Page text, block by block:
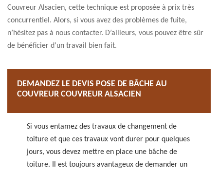
Couvreur Alsacien, cette technique est proposée à prix très
concurrentiel. Alors, si vous avez des problèmes de fuite,
n’hésitez pas à nous contacter. D’ailleurs, vous pouvez être sûr
de bénéficier d’un travail bien fait.
DEMANDEZ LE DEVIS POSE DE BÂCHE AU
COUVREUR COUVREUR ALSACIEN
Si vous entamez des travaux de changement de
toiture et que ces travaux vont durer pour quelques
jours, vous devez mettre en place une bâche de
toiture. Il est toujours avantageux de demander un